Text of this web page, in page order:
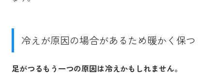
冷えが原因の場合があるため暖かく保つ
足がつるもう一つの原因は冷えかもしれません。